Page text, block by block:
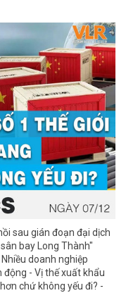
sau gián đoạn đại dịch
bay Long Thành"
doanh nghiệp
động - Vị thế xuất khẩu
chứ không yếu đi? -